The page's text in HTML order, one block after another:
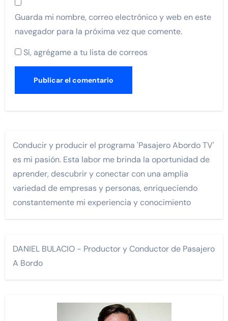
Guarda mi nombre, correo electrónico y web en este
navegador para la próxima vez que comente.
Sí, agrégame a tu lista de correos
Conducir y producir el programa 'Pasajero Abordo TV'
es mi pasión. Esta labor me brinda la oportunidad de
aprender, descubrir y conectar con una amplia
variedad de empresas y personas, enriqueciendo
constantemente mi experiencia y conocimiento
DANIEL BULACIO - Productor y Conductor de Pasajero
A Bordo